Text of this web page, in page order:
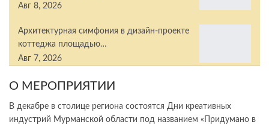
Авг 8, 2026
Архитектурная симфония в дизайн-проекте
коттеджа площадью…
Авг 7, 2026
О МЕРОПРИЯТИИ
В декабре в столице региона состоятся Дни креативных
индустрий Мурманской области под названием «Придумано в